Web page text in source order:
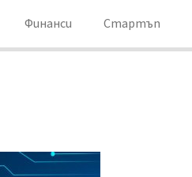
Финанси Стартъп